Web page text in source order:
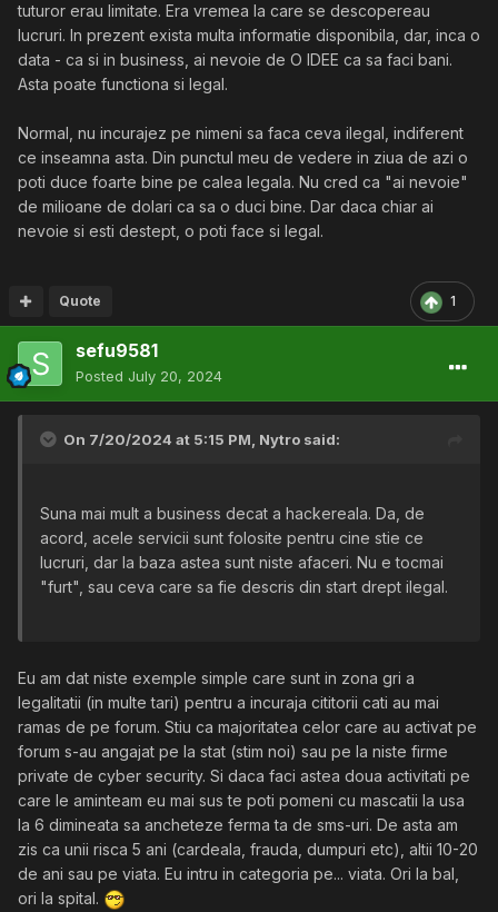
tuturor erau limitate. Era vremea la care se descopereau
lucruri. In prezent exista multa informatie disponibila, dar, inca o
data - ca si in business, ai nevoie de O IDEE ca sa faci bani.
Asta poate functiona si legal.
Normal, nu incurajez pe nimeni sa faca ceva ilegal, indiferent
ce inseamna asta. Din punctul meu de vedere in ziua de azi o
poti duce foarte bine pe calea legala. Nu cred ca "ai nevoie"
de milioane de dolari ca sa o duci bine. Dar daca chiar ai
nevoie si esti destept, o poti face si legal.
1
Quote
sefu9581
Posted July 20, 2024
On 7/20/2024 at 5:15 PM, Nytro said:
Suna mai mult a business decat a hackereala. Da, de
acord, acele servicii sunt folosite pentru cine stie ce
lucruri, dar la baza astea sunt niste afaceri. Nu e tocmai
"furt", sau ceva care sa fie descris din start drept ilegal.
Eu am dat niste exemple simple care sunt in zona gri a
legalitatii (in multe tari) pentru a incuraja cititorii cati au mai
ramas de pe forum. Stiu ca majoritatea celor care au activat pe
forum s-au angajat pe la stat (stim noi) sau pe la niste firme
private de cyber security. Si daca faci astea doua activitati pe
care le aminteam eu mai sus te poti pomeni cu mascatii la usa
la 6 dimineata sa ancheteze ferma ta de sms-uri. De asta am
zis ca unii risca 5 ani (cardeala, frauda, dumpuri etc), altii 10-20
de ani sau pe viata. Eu intru in categoria pe... viata. Ori la bal,
ori la spital.